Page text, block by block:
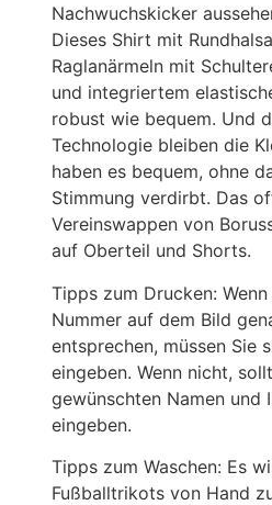
Nachwuchskicker
Dieses Shirt mit
Raglanärmeln mit
und integriertem
robust wie bequem. Und
Technologie bleiben die
haben es bequem, ohne
Stimmung verdirbt. Das
Vereinswappen von
auf Oberteil und Shorts.
Tipps zum Drucken:
Nummer auf dem Bild
entsprechen, müssen Sie
eingeben. Wenn nicht,
gewünschten Namen und
eingeben.
Tipps zum Waschen: Es
Fußballtrikots von Hand